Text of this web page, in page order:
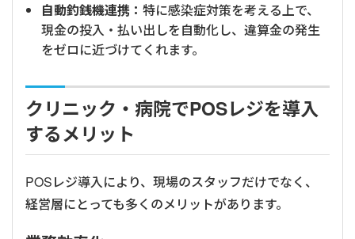
自動釣銭機連携： 特に感染症対策を考える上で、
現金の投入・払い出しを自動化し、違算金の発生
をゼロに近づけてくれます。
クリニック・病院でPOSレジを導入
するメリット
POSレジ導入により、現場のスタッフだけでなく、
経営層にとっても多くのメリットがあります。